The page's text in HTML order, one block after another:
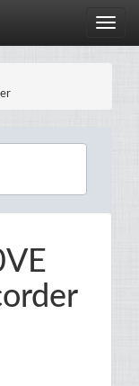
Toggle